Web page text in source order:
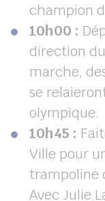
champion
10h00 :
direction
marche,
se
olympique.
10h45 :
Ville pour
trampoline
Avec Julie